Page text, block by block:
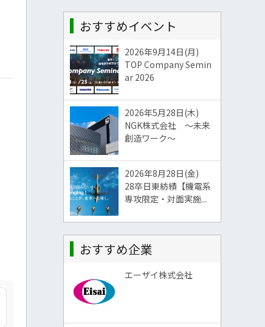
おすすめイベント
2026年9月14日(月)
TOP Company Semin
ar 2026
2026年5月28日(木)
NGK株式会社 ～未来
創造ワーク～
2026年8月28日(金)
28卒日東紡績【機電系
専攻限定・対面実施...
おすすめ企業
エーザイ株式会社